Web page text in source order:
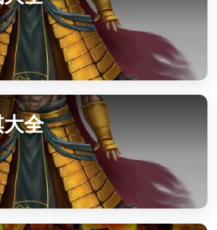
全